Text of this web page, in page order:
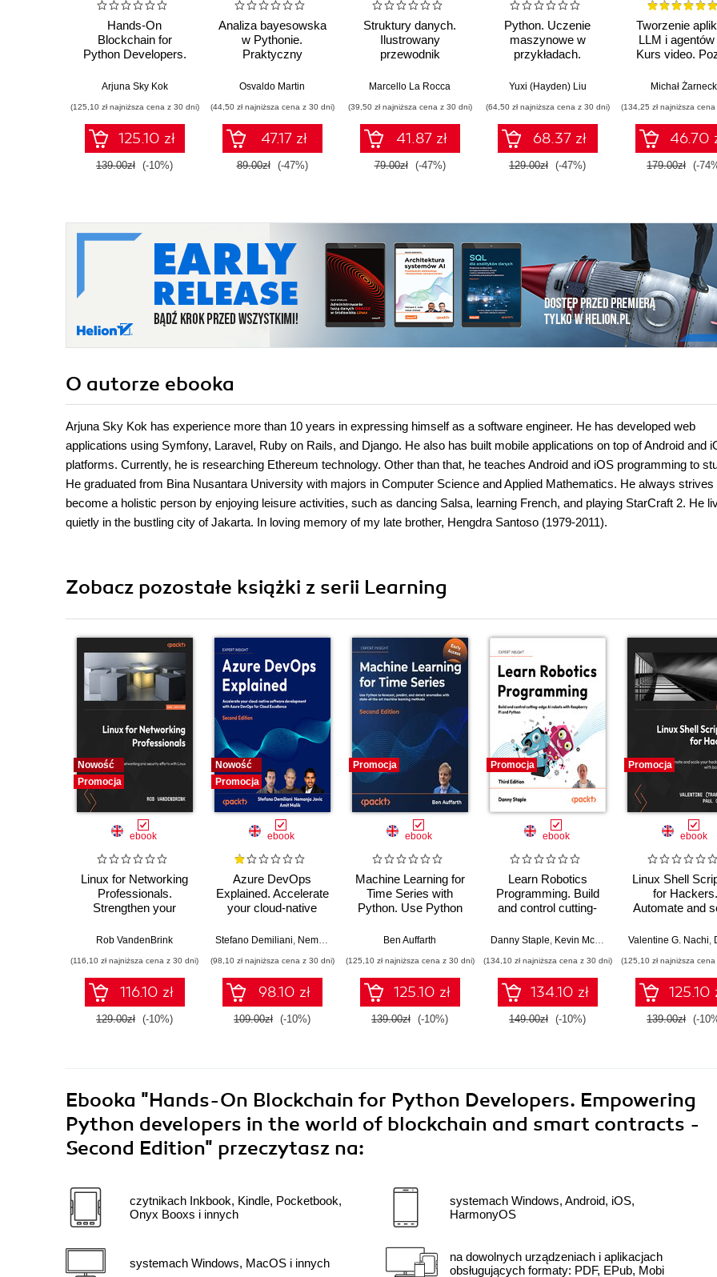
Hands-On
Blockchain for
Python Developers.
programming skills to
applications using
Python
Arjuna Sky Kok
(125,10 zł najniższa cena z 30 dni)
125.10 zł
139.00zł (-10%)
Analiza bayesowska
w Pythonie.
Praktyczny
modelowaniu
Wydanie III
Osvaldo Martin
(44,50 zł najniższa cena z 30 dni)
47.17 zł
89.00zł (-47%)
Struktury danych.
Ilustrowany
przewodnik
Marcello La Rocca
(39,50 zł najniższa cena z 30 dni)
41.87 zł
79.00zł (-47%)
Python. Uczenie
maszynowe w
przykładach.
realnych
Wydanie IV
Yuxi (Hayden) Liu
(64,50 zł najniższa cena z 30 dni)
68.37 zł
129.00zł (-47%)
Tworzenie
LLM i agentów
Kurs video.
LangGraph
Michał
(134,25 zł najniższa
46.70
179.00zł (-
O autorze ebooka
Arjuna Sky Kok has experience more than 10 years in expressing himself as a software engineer. He has developed web
applications using Symfony, Laravel, Ruby on Rails, and Django. He also has built mobile applications on top of Android and
platforms. Currently, he is researching Ethereum technology. Other than that, he teaches Android and iOS programming to
He graduated from Bina Nusantara University with majors in Computer Science and Applied Mathematics. He always strives
become a holistic person by enjoying leisure activities, such as dancing Salsa, learning French, and playing StarCraft 2. He
quietly in the bustling city of Jakarta. In loving memory of my late brother, Hengdra Santoso (1979-2011).
Zobacz pozostałe książki z serii Learning
Nowość
Promocja
ebook
Linux for Networking
Professionals.
Strengthen your
security efforts with
Edition
Rob VandenBrink
(116,10 zł najniższa cena z 30 dni)
116.10 zł
129.00zł (-10%)
Nowość
Promocja
ebook
Azure DevOps
Explained. Accelerate
your cloud-native
development with
Cloud Excellence -
Second Edition
Stefano Demiliani Nemanja Jovic Amit Malik,Prasad Gandham
(98,10 zł najniższa cena z 30 dni)
98.10 zł
109.00zł (-10%)
Promocja
ebook
Machine Learning for
Time Series with
Python. Use Python
and detect anomalies
machine learning
methods - Second
Edition
Ben Auffarth
(125,10 zł najniższa cena z 30 dni)
125.10 zł
139.00zł (-10%)
Promocja
ebook
Learn Robotics
Programming. Build
and control cutting-
Raspberry Pi and
Danny Staple Kevin McAleer
(134,10 zł najniższa cena z 30 dni)
134.10 zł
149.00zł (-10%)
Promocja
ebook
Linux Shell
for Hackers.
Automate and
with bash
Valentine G. Nachi
(125,10 zł najniższa
125.10
139.00zł (-
Ebooka "Hands-On Blockchain for Python Developers. Empowering
Python developers in the world of blockchain and smart contracts -
Second Edition" przeczytasz na:
czytnikach Inkbook, Kindle, Pocketbook,
Onyx Booxs i innych
systemach Windows, MacOS i innych
systemach Windows, Android, iOS,
HarmonyOS
na dowolnych urządzeniach i aplikacjach
obsługujących formaty: PDF, EPub, Mobi